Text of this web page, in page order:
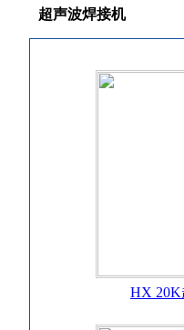
超声波焊接机
HX